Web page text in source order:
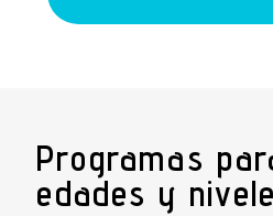
Programas
edades y